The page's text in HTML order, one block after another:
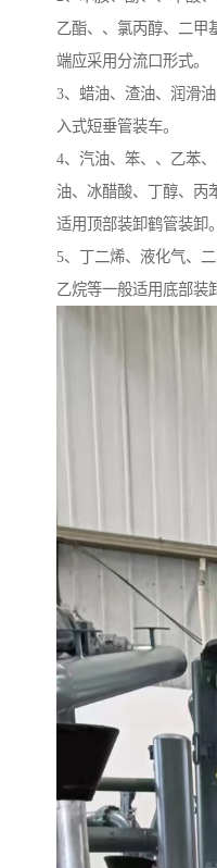
乙酯、、氯丙醇、二甲
端应采用分流口形式。
3、蜡油、渣油、润滑
入式短垂管装车。
4、汽油、笨、、乙苯
油、冰醋酸、丁醇、丙
适用顶部装卸鹤管装卸。
5、丁二烯、液化气、
乙烷等一般适用底部装